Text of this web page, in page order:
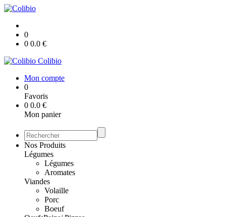
0
0 0.0 €
Colibio
Mon compte
0
Favoris
0 0.0 €
Mon panier
Nos Produits
Légumes
Légumes
Aromates
Viandes
Volaille
Porc
Boeuf